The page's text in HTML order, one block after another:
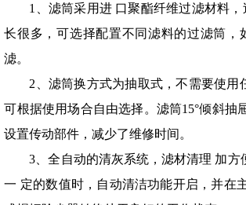
1、滤筒采用进 口聚酯纤维过滤材料
长很多，可选择配置不同滤料的过滤筒
滤。
2、滤筒换方式为抽取式，不需要使
可根据使用场合自由选择。滤筒15°倾斜
设置传动部件，减少了维修时间。
3、全自动的清灰系统，滤材清理 加
一 定的数值时，自动清洁功能开启，并在